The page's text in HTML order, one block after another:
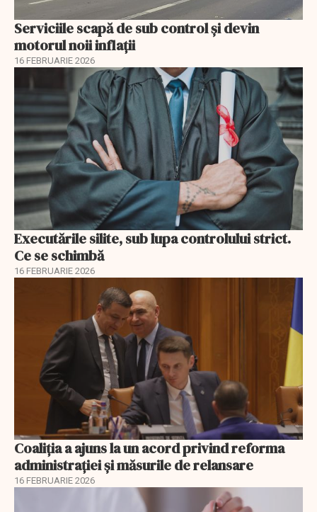
Serviciile scapă de sub control și devin
motorul noii inflații
16 FEBRUARIE 2026
Executările silite, sub lupa controlului strict.
Ce se schimbă
16 FEBRUARIE 2026
Coaliția a ajuns la un acord privind reforma
administrației și măsurile de relansare
16 FEBRUARIE 2026